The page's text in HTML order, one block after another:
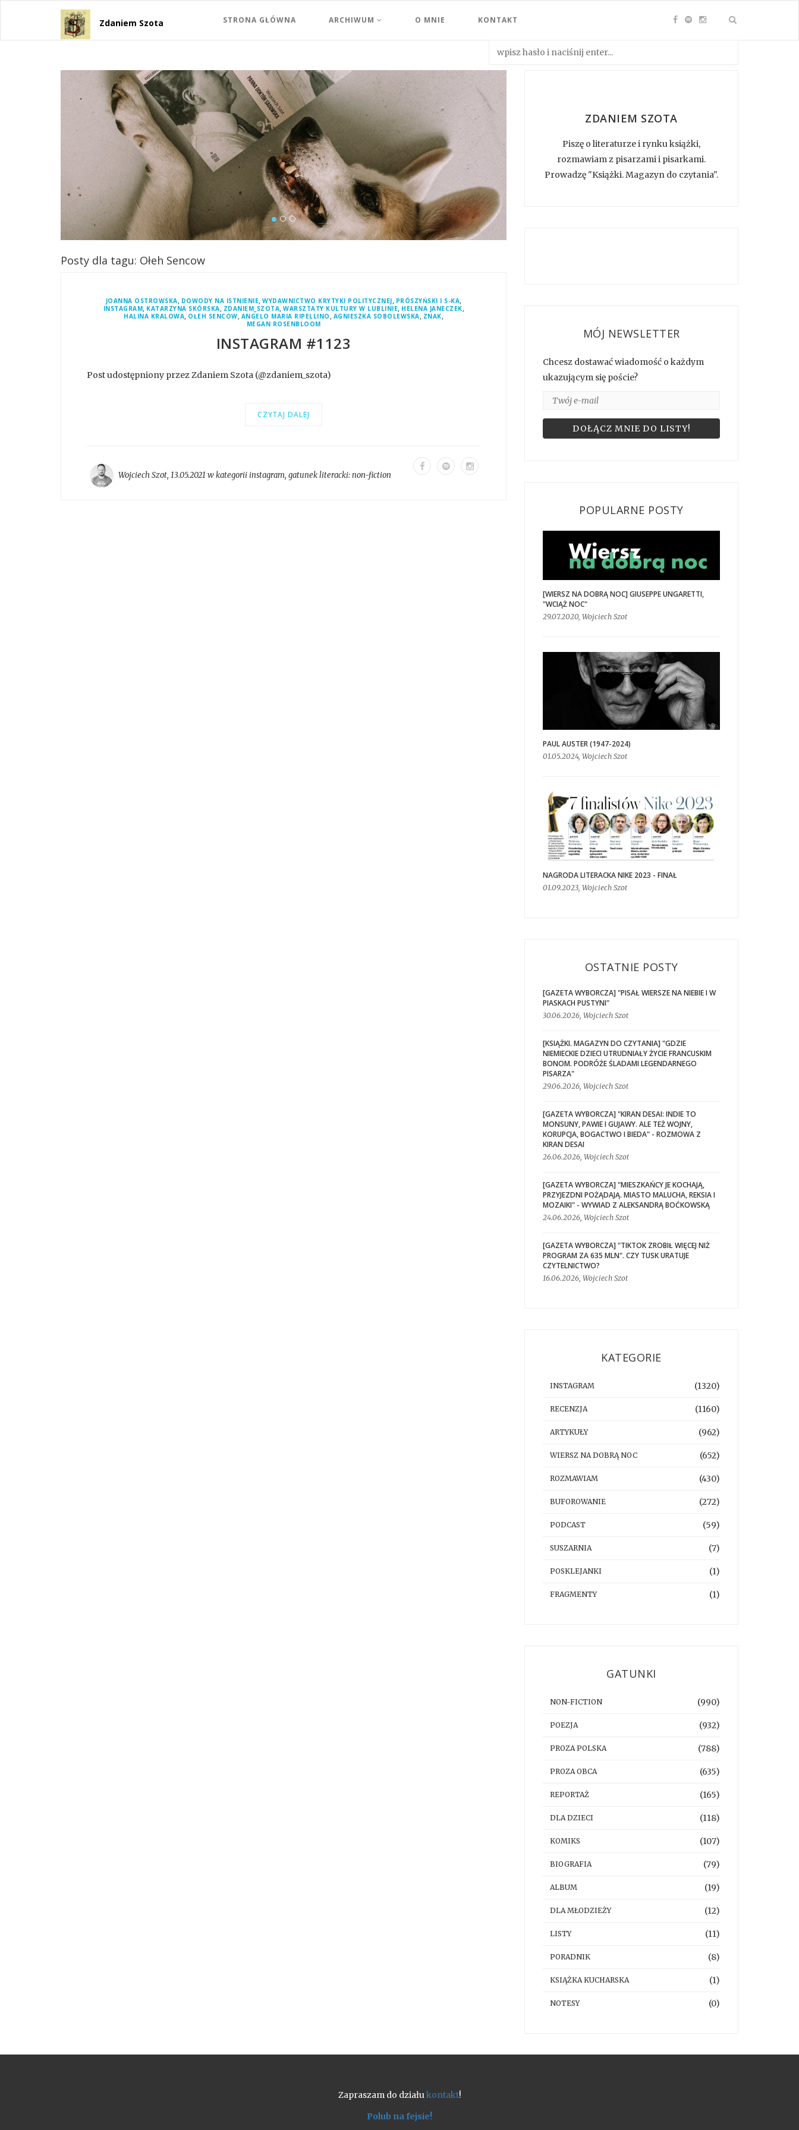
Zdaniem Szota STRONA GŁÓWNA ARCHIWUM O MNIE KONTAKT
Posty dla tagu: Ołeh Sencow
JOANNA OSTROWSKA, DOWODY NA ISTNIENIE,WYDAWNICTWO KRYTYKI POLITYCZNEJ, PRÓSZYŃSKI I S-KA,
INSTAGRAM, KATARZYNA SKÓRSKA, ZDANIEM_SZOTA, WARSZTATY KULTURY W LUBLINIE, HELENA JANECZEK,
HALINA KRALOWA, OŁEH SENCOW, ANGELO MARIA RIPELLINO , AGNIESZKA SOBOLEWSKA, ZNAK,
MEGAN ROSENBLOOM
INSTAGRAM #1123
Post udostępniony przez Zdaniem Szota (@zdaniem_szota)
CZYTAJ DALEJ
Wojciech Szot, 13.05.2021 w kategoriiinstagram, gatunek literacki:non-fiction
ZDANIEM SZOTA
Piszę o literaturze i rynku książki,
rozmawiam z pisarzami i pisarkami.
Prowadzę "Książki. Magazyn do czytania".
MÓJ NEWSLETTER
Chcesz dostawać wiadomość o każdym
ukazującym się poście?
POPULARNE POSTY
[WIERSZ NA DOBRĄ NOC] GIUSEPPE UNGARETTI,
"WCIĄŻ NOC"
29.07.2020, Wojciech Szot
PAUL AUSTER (1947-2024)
01.05.2024, Wojciech Szot
NAGRODA LITERACKA NIKE 2023 - FINAŁ
01.09.2023, Wojciech Szot
OSTATNIE POSTY
[GAZETA WYBORCZA] "PISAŁ WIERSZE NA NIEBIE I W
PIASKACH PUSTYNI"
30.06.2026, Wojciech Szot
[KSIĄŻKI. MAGAZYN DO CZYTANIA] "GDZIE
NIEMIECKIE DZIECI UTRUDNIAŁY ŻYCIE FRANCUSKIM
BONOM. PODRÓŻE ŚLADAMI LEGENDARNEGO
PISARZA"
29.06.2026, Wojciech Szot
[GAZETA WYBORCZA] "KIRAN DESAI: INDIE TO
MONSUNY, PAWIE I GUJAWY. ALE TEŻ WOJNY,
KORUPCJA, BOGACTWO I BIEDA" - ROZMOWA Z
KIRAN DESAI
26.06.2026, Wojciech Szot
[GAZETA WYBORCZA] "MIESZKAŃCY JE KOCHAJĄ,
PRZYJEZDNI POŻĄDAJĄ. MIASTO MALUCHA, REKSIA I
MOZAIKI" - WYWIAD Z ALEKSANDRĄ BOĆKOWSKĄ
24.06.2026, Wojciech Szot
[GAZETA WYBORCZA] "TIKTOK ZROBIŁ WIĘCEJ NIŻ
PROGRAM ZA 635 MLN". CZY TUSK URATUJE
CZYTELNICTWO?
16.06.2026, Wojciech Szot
KATEGORIE
INSTAGRAM (1320)
RECENZJA (1160)
ARTYKUŁY (962)
WIERSZ NA DOBRĄ NOC (652)
ROZMAWIAM (430)
BUFOROWANIE (272)
PODCAST (59)
SUSZARNIA (7)
POSKLEJANKI (1)
FRAGMENTY (1)
GATUNKI
NON-FICTION (990)
POEZJA (932)
PROZA POLSKA (788)
PROZA OBCA (635)
REPORTAŻ (165)
DLA DZIECI (118)
KOMIKS (107)
BIOGRAFIA (79)
ALBUM (19)
DLA MŁODZIEŻY (12)
LISTY (11)
PORADNIK (8)
KSIĄŻKA KUCHARSKA (1)
NOTESY (0)
Zapraszam do działukontakt!
Polub na fejsie!